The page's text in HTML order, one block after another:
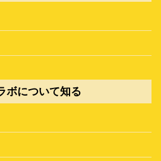
ボについて知る